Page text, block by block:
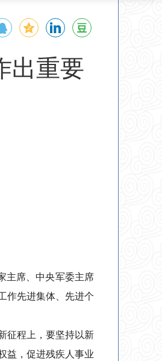
出重要
主席、中央军委主席
作先进集体、先进个
征程上，要坚持以新
益，促进残疾人事业